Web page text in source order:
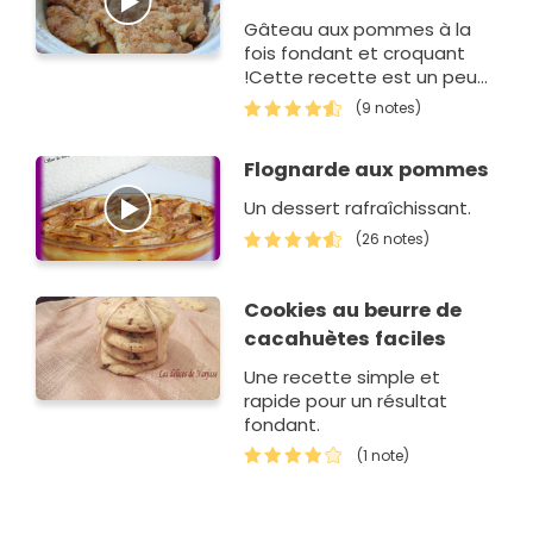
Gâteau aux pommes à la
fois fondant et croquant
!Cette recette est un peu
longue mais ça en vaut la
peine !
(9 notes)
Flognarde aux pommes
Un dessert rafraîchissant.
(26 notes)
Cookies au beurre de
cacahuètes faciles
Une recette simple et
rapide pour un résultat
fondant.
(1 note)